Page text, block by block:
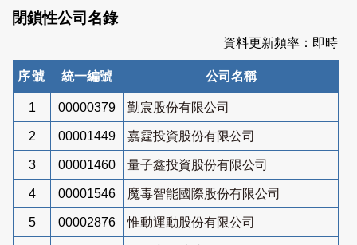
閉鎖性公司名錄
資料更新頻率：即時
序號 統一編號 公司名稱
1 00000379 勤宸股份有限公司
2 00001449 嘉霆投資股份有限公司
3 00001460 量子鑫投資股份有限公司
4 00001546 魔毒智能國際股份有限公司
5 00002876 惟動運動股份有限公司